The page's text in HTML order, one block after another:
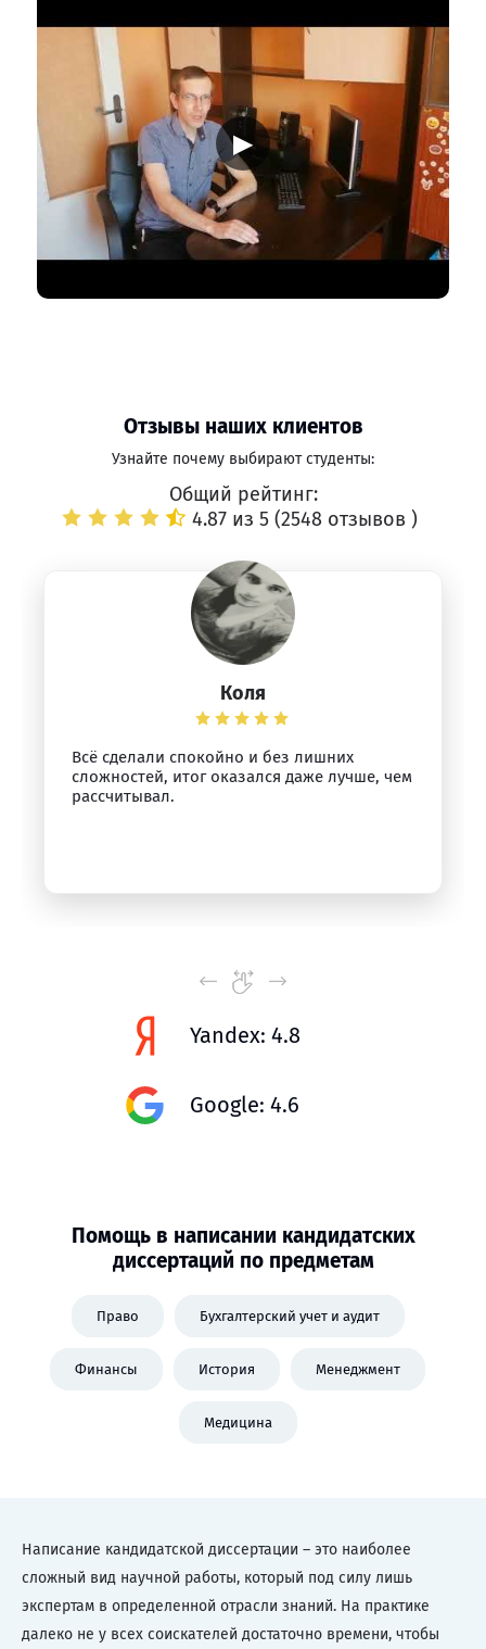
▶
Отзывы наших клиентов
Узнайте почему выбирают студенты:
Общий рейтинг:
4.87 из 5 (2548 отзывов )
Коля
Всё сделали спокойно и без лишних
сложностей, итог оказался даже лучше, чем
рассчитывал.
Yandex: 4.8
Google: 4.6
Помощь в написании кандидатских
диссертаций по предметам
Право Бухгалтерский учет и аудит
Финансы История Менеджмент
Медицина
Написание кандидатской диссертации – это наиболее
сложный вид научной работы, который под силу лишь
экспертам в определенной отрасли знаний. На практике
далеко не у всех соискателей достаточно времени, чтобы